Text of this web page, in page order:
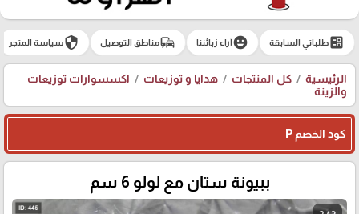
ballotطلباتي السابقة emoji_emotionsآراء زبائننا commuteمناطق التوصيل securityسياسة المتجر
الرئيسية كل المنتجات هدايا و توزيعات
اكسسوارات توزيعات
والزينة
كود الخصم P
ببيونة ستان مع لولو 6 سم